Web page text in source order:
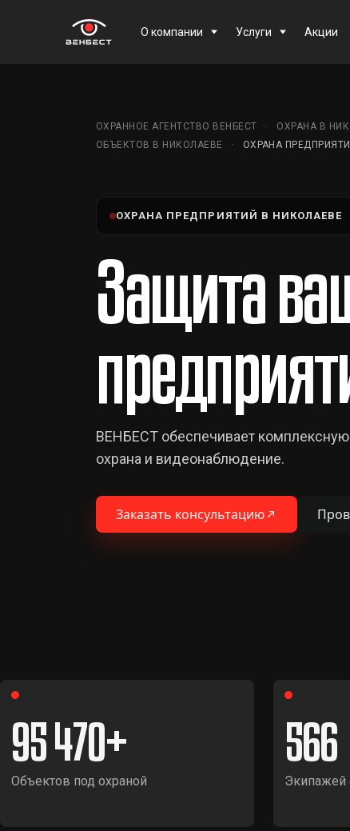
О компании Услуги Акции
ОХРАННОЕ АГЕНТСТВО ВЕНБЕСТ ОХРАНА В
ОБЪЕКТОВ В НИКОЛАЕВЕ
ОХРАНА
ОХРАНА ПРЕДПРИЯТИЙ В НИКОЛАЕВЕ
Защита
ВЕНБЕСТ обеспечивает
охрана и видеонаблюдение.
Заказать консультацию
95 470
Объектов под охраной
566
Экипажей